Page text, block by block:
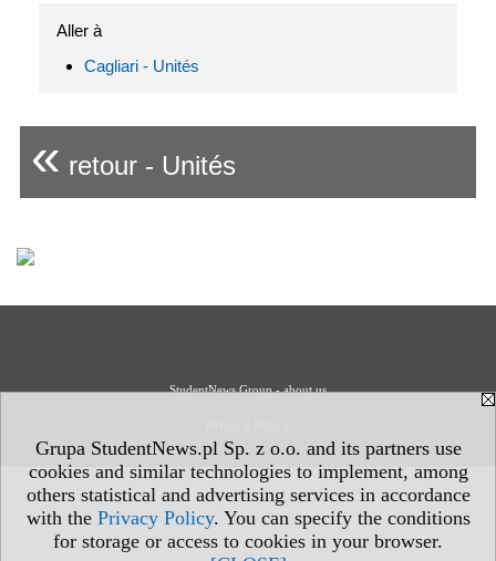
Grupa StudentNews.pl Sp. z o.o. and its partners use
cookies and similar technologies to implement, among
others statistical and advertising services in accordance
with the Privacy Policy. You can specify the conditions
for storage or access to cookies in your browser.
Aller à
Cagliari - Unités
« retour - Unités
StudentNews Group - about us